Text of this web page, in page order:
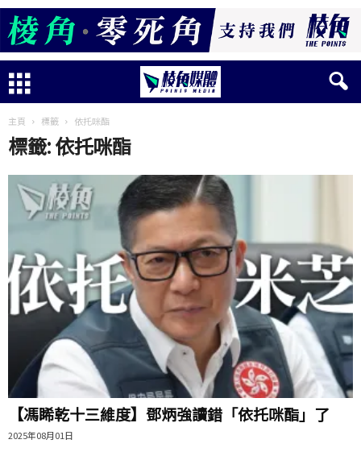
主頁 標籤 依托咪酯
標籤: 依托咪酯
【馮睎乾十三維度】鄧炳強讀錯「依托咪酯」了
2025年08月01日